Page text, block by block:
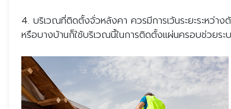
4. บริเวณที่ติดตั้งจั่วหลังคา ควรมีการเว้นระยะระหว่า
หรือบางบ้านก็ใช้บริเวณนี้ในการติดตั้งแผ่นครอบช่วยร